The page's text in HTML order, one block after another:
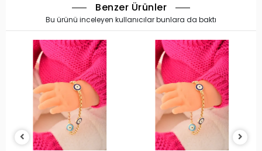
Benzer Ürünler
Bu ürünü inceleyen kullanıcılar bunlara da baktı